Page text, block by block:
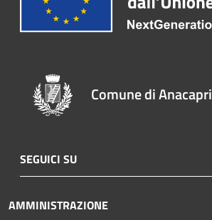
Comune di Anacapri
SEGUICI SU
AMMINISTRAZIONE